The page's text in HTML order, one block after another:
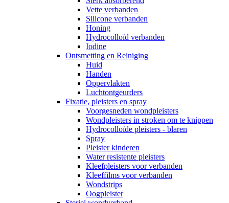
Vette verbanden
Silicone verbanden
Honing
Hydrocolloïd verbanden
Iodine
Ontsmetting en Reiniging
Huid
Handen
Oppervlakten
Luchtontgeurders
Fixatie, pleisters en spray
Voorgesneden wondpleisters
Wondpleisters in stroken om te knippen
Hydrocolloïde pleisters - blaren
Spray
Pleister kinderen
Water resistente pleisters
Kleefpleisters voor verbanden
Kleeffilms voor verbanden
Wondstrips
Oogpleister